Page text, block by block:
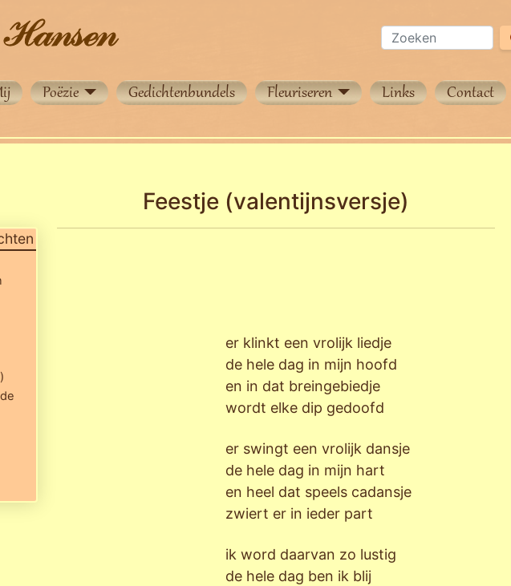
Poëzie Gedichtenbundels Fleuriseren Links Contact
Feestje (valentijnsversje)
er klinkt een vrolijk liedje
de hele dag in mijn hoofd
en in dat breingebiedje
wordt elke dip gedoofd
er swingt een vrolijk dansje
de hele dag in mijn hart
en heel dat speels cadansje
zwiert er in ieder part
ik word daarvan zo lustig
de hele dag ben ik blij